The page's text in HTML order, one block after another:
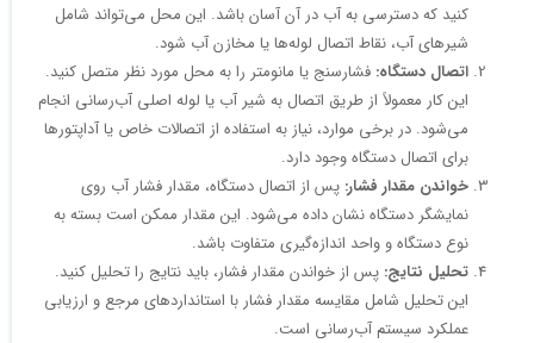
کنید که دسترسی به آب در آن آسان باشد. این محل می‌تواند شامل
شیرهای آب، نقاط اتصال لوله‌ها یا مخازن آب شود.
اتصال دستگاه: فشارسنج یا مانومتر را به محل مورد نظر متصل کنید.
این کار معمولاً از طریق اتصال به شیر آب یا لوله اصلی آب‌رسانی انجام
می‌شود. در برخی موارد، نیاز به استفاده از اتصالات خاص یا آداپتورها
برای اتصال دستگاه وجود دارد.
خواندن مقدار فشار: پس از اتصال دستگاه، مقدار فشار آب روی
نمایشگر دستگاه نشان داده می‌شود. این مقدار ممکن است بسته به
نوع دستگاه و واحد اندازه‌گیری متفاوت باشد.
تحلیل نتایج: پس از خواندن مقدار فشار، باید نتایج را تحلیل کنید.
این تحلیل شامل مقایسه مقدار فشار با استانداردهای مرجع و ارزیابی
عملکرد سیستم آب‌رسانی است.